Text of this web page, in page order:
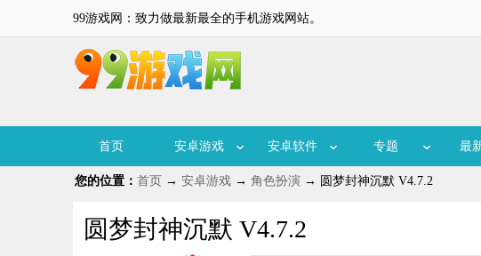
99游戏网：致力做最新最全的手机游戏网站。
首页 安卓游戏 安卓软件 专题 最
您的位置： 首页 → 安卓游戏 → 角色扮演 → 圆梦封神沉默 V4.7.2
圆梦封神沉默 V4.7.2